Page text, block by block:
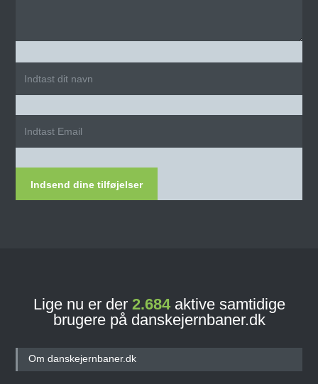
Indsend dine tilføjelser
Lige nu er der 2.684aktive samtidige
brugere på danskejernbaner.dk
Om danskejernbaner.dk